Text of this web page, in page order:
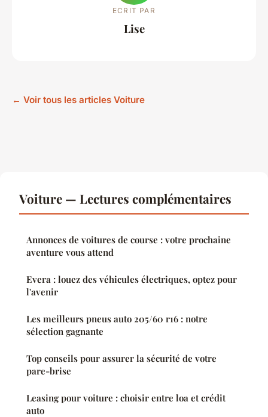
ECRIT PAR
Lise
← Voir tous les articles Voiture
Voiture — Lectures complémentaires
Annonces de voitures de course : votre prochaine
aventure vous attend
Evera : louez des véhicules électriques, optez pour
l'avenir
Les meilleurs pneus auto 205/60 r16 : notre
sélection gagnante
Top conseils pour assurer la sécurité de votre
pare-brise
Leasing pour voiture : choisir entre loa et crédit
auto